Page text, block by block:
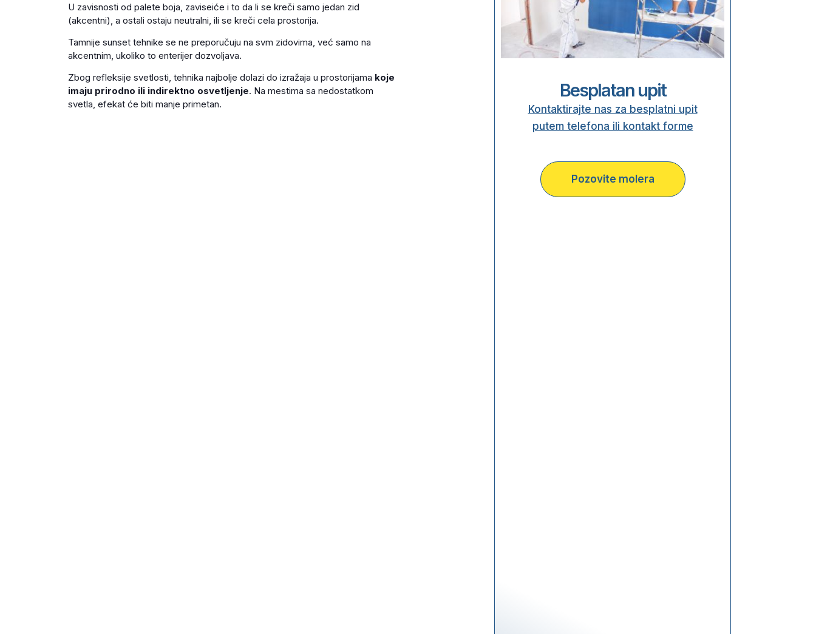
U zavisnosti od palete boja, zaviseiće i to da li se kreči samo jedan zid
(akcentni), a ostali ostaju neutralni, ili se kreči cela prostorija.
Tamnije sunset tehnike se ne preporučuju na svm zidovima, već samo na
akcentnim, ukoliko to enterijer dozvoljava.
Zbog refleksije svetlosti, tehnika najbolje dolazi do izražaja u prostorijama koje
imaju prirodno ili indirektno osvetljenje. Na mestima sa nedostatkom
svetla, efekat će biti manje primetan.
Besplatan upit
Kontaktirajte nas za besplatni upit
putem telefona ili kontakt forme
Pozovite molera